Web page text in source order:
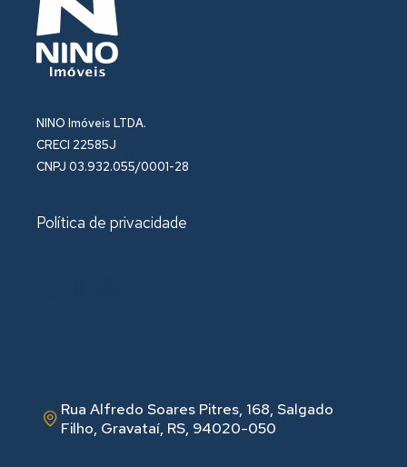
NINO Imóveis LTDA.
CRECI 22585J
CNPJ 03.932.055/0001-28
Política de privacidade
Rua Alfredo Soares Pitres, 168, Salgado
Filho, Gravataí, RS, 94020-050